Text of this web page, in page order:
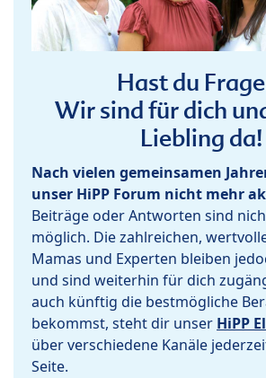
Hast du
Wir sind für dich
Liebling da!
Nach vielen gemeinsamen
unser HiPP Forum nicht mehr
Beiträge oder Antworten sind
möglich. Die zahlreichen,
Mamas und Experten bleiben
und sind weiterhin für dich
auch künftig die bestmögliche
bekommst, steht dir unser HiPP
über verschiedene Kanäle
Seite.